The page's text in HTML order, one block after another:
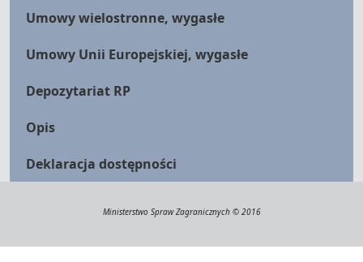
Umowy wielostronne, wygasłe
Umowy Unii Europejskiej, wygasłe
Depozytariat RP
Opis
Deklaracja dostępności
Ministerstwo Spraw Zagranicznych © 2016